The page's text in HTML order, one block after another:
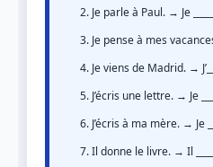
Je parle à Paul. → Je
Je pense à mes
Je viens de Madrid. →
J’écris une lettre. → Je
J’écris à ma mère. → Je
Il donne le livre. → Il